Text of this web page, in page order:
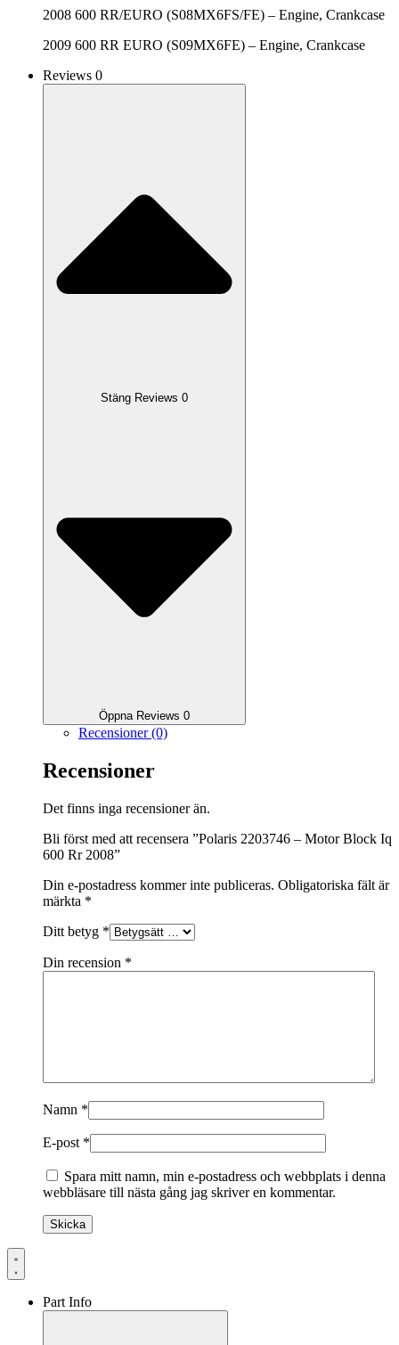
2008 600 RR/EURO (S08MX6FS/FE) – Engine, Crankcase
2009 600 RR EURO (S09MX6FE) – Engine, Crankcase
Reviews 0
Stäng Reviews 0
Öppna Reviews 0
Recensioner (0)
Recensioner
Det finns inga recensioner än.
Bli först med att recensera ”Polaris 2203746 – Motor Block Iq
600 Rr 2008”
Din e-postadress kommer inte publiceras. Obligatoriska fält är
märkta *
Ditt betyg *
Din recension *
Namn *
E-post *
Spara mitt namn, min e-postadress och webbplats i denna
webbläsare till nästa gång jag skriver en kommentar.
Part Info